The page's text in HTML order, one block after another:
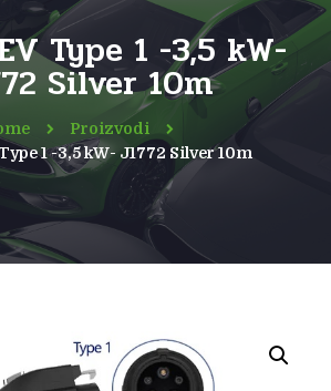
Type 1 -3,5 kW-
Silver 10m
Proizvodi
1 -3,5 kW- J1772 Silver 10m